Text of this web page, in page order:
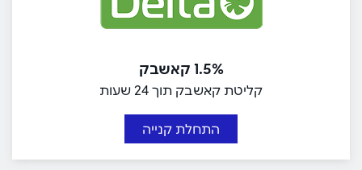
1.5% קאשבק
קליטת קאשבק תוך 24 שעות
התחלת קנייה